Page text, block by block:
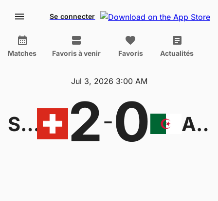
Se connecter
Matches Favoris à venir Favoris Actualités
Jul 3, 2026 3:00 AM
Suisse 2-0 Algérie